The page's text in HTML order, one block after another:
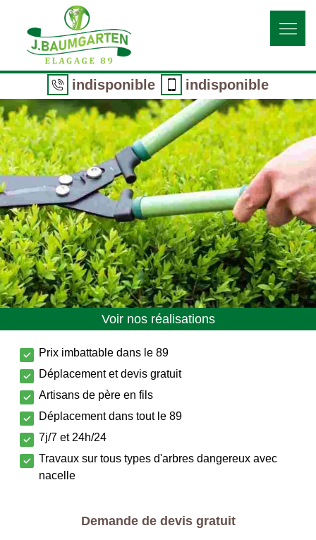
indisponible indisponible
Voir nos réalisations
Prix imbattable dans le 89
Déplacement et devis gratuit
Artisans de père en fils
Déplacement dans tout le 89
7j/7 et 24h/24
Travaux sur tous types d'arbres dangereux avec
nacelle
Demande de devis gratuit